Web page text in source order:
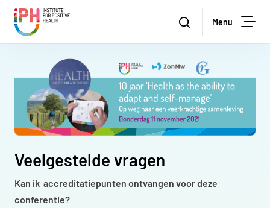
Institute for Positive Health Zoeken
Menu
Veelgestelde vragen
Kan ik accreditatiepunten ontvangen voor deze
conferentie?